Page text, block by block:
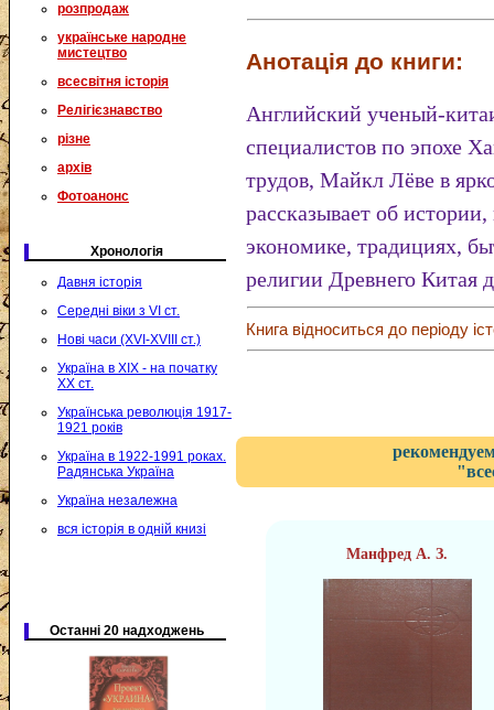
розпродаж
українське народне
мистецтво
всесвітня історія
Релігієзнавство
різне
архів
Фотоанонс
Хронологія
Давня історія
Середні віки з VI ст.
Нові часи (XVI-XVIII ст.)
Україна в XIX - на початку
XX ст.
Українська революція 1917-
1921 років
Україна в 1922-1991 роках.
Радянська Україна
Україна незалежна
вся історія в одній книзі
Останні 20 надходжень
Анотація до книги:
Английский ученый-
специалистов по эпохе
трудов, Майкл Лёве в
рассказывает об
экономике, традициях,
религии Древнего Китая
Книга відноситься до періоду
Манфред А. З.